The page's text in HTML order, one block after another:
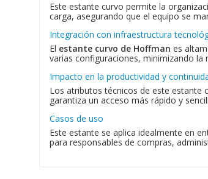
Este estante curvo permite la
carga, asegurando que el equipo se
Integración con infraestructura
El estante curvo de Hoffman es
varias configuraciones, minimizando
Impacto en la productividad y
Los atributos técnicos de este estante
garantiza un acceso más rápido y
Casos de uso
Este estante se aplica idealmente en
para responsables de compras,